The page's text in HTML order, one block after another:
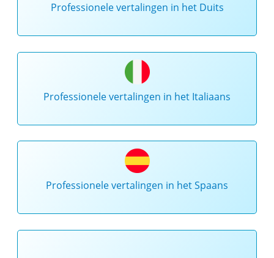
Professionele vertalingen in het Duits
Professionele vertalingen in het Italiaans
Professionele vertalingen in het Spaans